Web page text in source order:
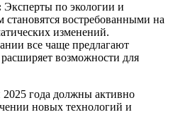
Эксперты по экологии и
востребованными на
изменений.
все чаще предлагают
возможности для
года должны активно
новых технологий и